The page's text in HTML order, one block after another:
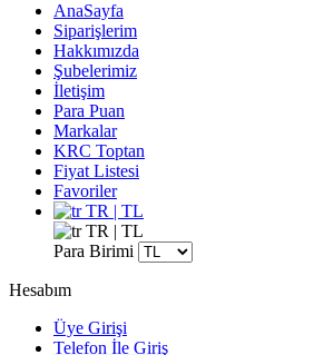
AnaSayfa
Siparişlerim
Hakkımızda
Şubelerimiz
İletişim
Para Puan
Markalar
KRC Toptan
Fiyat Listesi
Favoriler
TR | TL
TR | TL
Para Birimi
Hesabım
Üye Girişi
Telefon İle Giriş